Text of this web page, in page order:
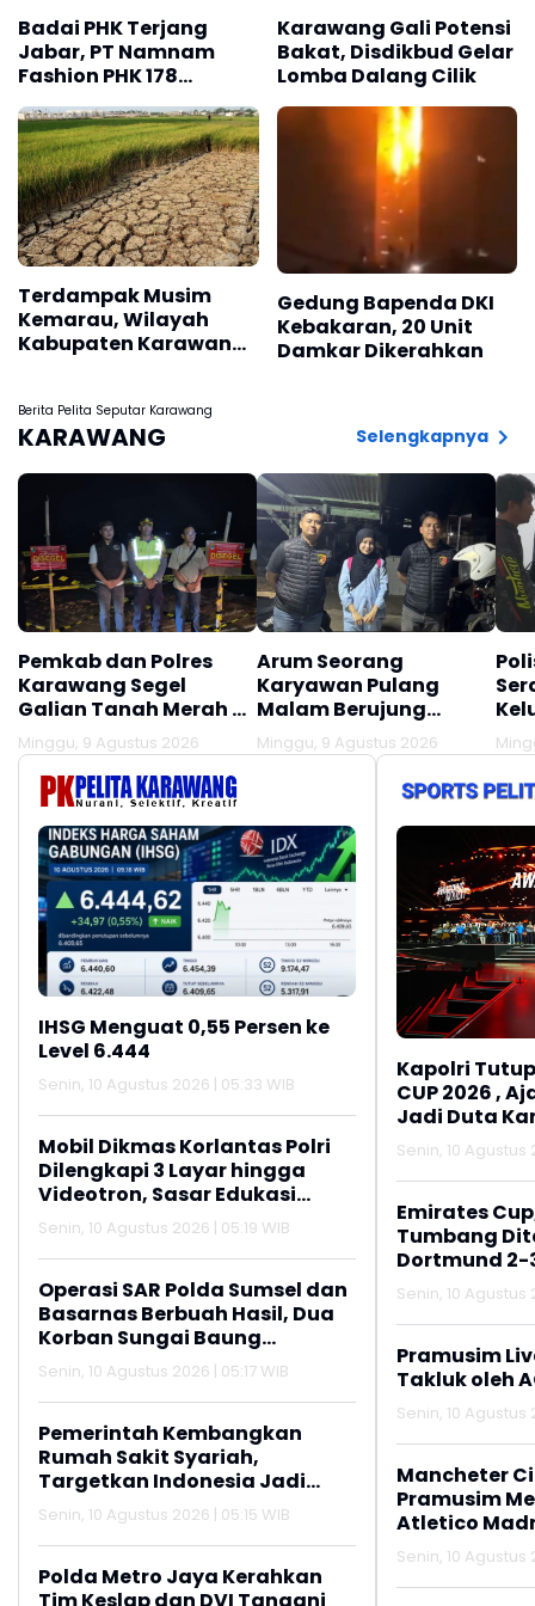
Badai PHK Terjang
Jabar, PT Namnam
Fashion PHK 178
Karawang Gali Potensi
Bakat, Disdikbud Gelar
Lomba Dalang Cilik
Terdampak Musim
Kemarau, Wilayah
Kabupaten Karawang
Gedung Bapenda DKI
Kebakaran, 20 Unit
Damkar Dikerahkan
Berita Pelita Seputar Karawang
KARAWANG Selengkapnya
Pemkab dan Polres
Karawang Segel
Galian Tanah Merah di
Desa Citarik
Tirtamulya, Akses
Lokasi Ditutup!!!
Minggu, 9 Agustus 2026
Arum Seorang
Karyawan Pulang
Malam Berujung
Dijajap Balik Polisi,
Begini Kisahnya
Minggu, 9 Agustus 2026
IHSG Menguat 0,55 Persen ke
Level 6.444
Senin, 10 Agustus 2026 | 05:33 WIB
Mobil Dikmas Korlantas Polri
Dilengkapi 3 Layar hingga
Videotron, Sasar Edukasi
Masyarakat
Senin, 10 Agustus 2026 | 05:19 WIB
Operasi SAR Polda Sumsel dan
Basarnas Berbuah Hasil, Dua
Korban Sungai Baung
Ditemukan
Senin, 10 Agustus 2026 | 05:17 WIB
Pemerintah Kembangkan
Rumah Sakit Syariah,
Targetkan Indonesia Jadi
Pusat Wisata Kesehatan Halal
Senin, 10 Agustus 2026 | 05:15 WIB
Polda Metro Jaya Kerahkan
Kapolri
CUP 2026 ,
Jadi Duta
Aktif
110
Senin, 10 Agustus
Emirates
Tumbang
Dortmund 2-
Senin, 10 Agustus
Pramusim
Takluk oleh
Senin, 10 Agustus
Mancheter
Pramusim
Atletico
Senin, 10 Agustus